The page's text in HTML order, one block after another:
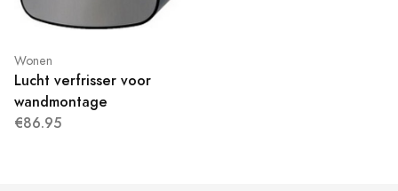
Wonen
Lucht verfrisser voor
wandmontage
€86.95